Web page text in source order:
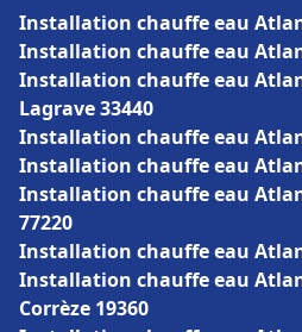
Installation chauffe eau
Installation chauffe eau
Installation chauffe eau
Lagrave 33440
Installation chauffe eau
Installation chauffe eau
Installation chauffe eau
77220
Installation chauffe eau
Installation chauffe eau
Corrèze 19360